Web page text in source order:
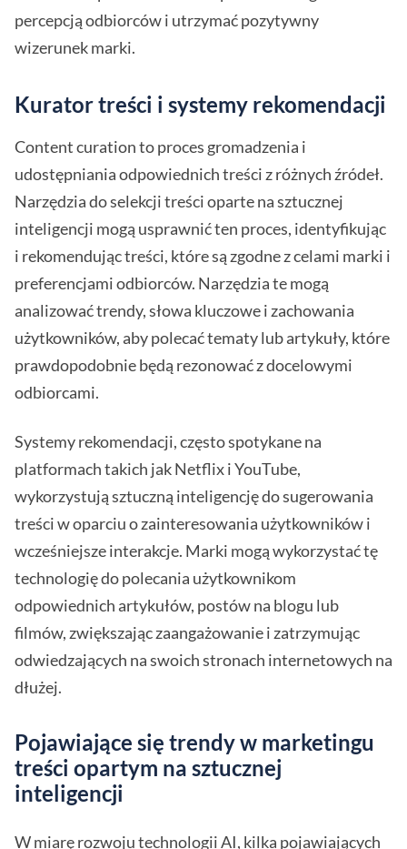
percepcją odbiorców i utrzymać pozytywny
wizerunek marki.
Kurator treści i systemy rekomendacji
Content curation to proces gromadzenia i
udostępniania odpowiednich treści z różnych źródeł.
Narzędzia do selekcji treści oparte na sztucznej
inteligencji mogą usprawnić ten proces, identyfikując
i rekomendując treści, które są zgodne z celami marki i
preferencjami odbiorców. Narzędzia te mogą
analizować trendy, słowa kluczowe i zachowania
użytkowników, aby polecać tematy lub artykuły, które
prawdopodobnie będą rezonować z docelowymi
odbiorcami.
Systemy rekomendacji, często spotykane na
platformach takich jak Netflix i YouTube,
wykorzystują sztuczną inteligencję do sugerowania
treści w oparciu o zainteresowania użytkowników i
wcześniejsze interakcje. Marki mogą wykorzystać tę
technologię do polecania użytkownikom
odpowiednich artykułów, postów na blogu lub
filmów, zwiększając zaangażowanie i zatrzymując
odwiedzających na swoich stronach internetowych na
dłużej.
Pojawiające się trendy w marketingu
treści opartym na sztucznej
inteligencji
W miarę rozwoju technologii AI, kilka pojawiających